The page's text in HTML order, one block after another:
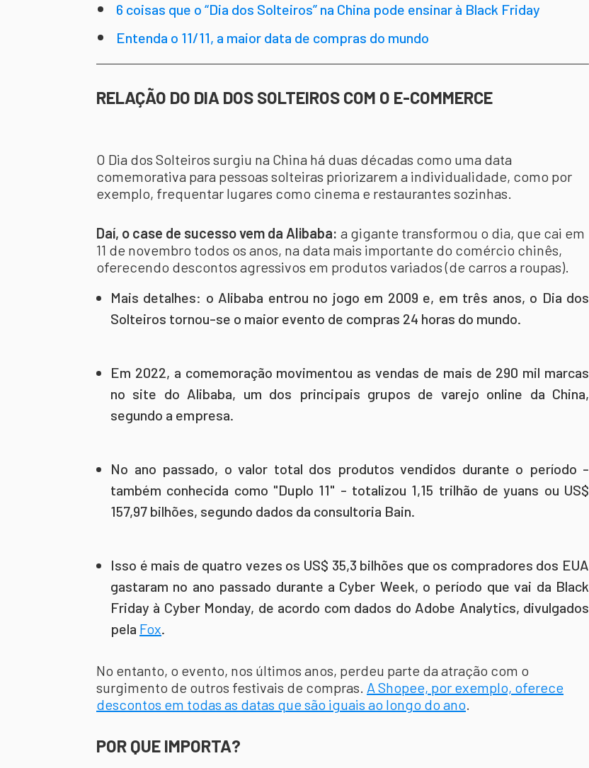
6 coisas que o “Dia dos Solteiros” na China pode ensinar à Black Friday
Entenda o 11/11, a maior data de compras do mundo
RELAÇÃO DO DIA DOS SOLTEIROS COM O E-COMMERCE
O Dia dos Solteiros surgiu na China há duas décadas como uma data
comemorativa para pessoas solteiras priorizarem a individualidade, como por
exemplo, frequentar lugares como cinema e restaurantes sozinhas.
Daí, o case de sucesso vem da Alibaba: a gigante transformou o dia, que cai em
11 de novembro todos os anos, na data mais importante do comércio chinês,
oferecendo descontos agressivos em produtos variados (de carros a roupas).
Mais detalhes: o Alibaba entrou no jogo em 2009 e, em três anos, o Dia dos
Solteiros tornou-se o maior evento de compras 24 horas do mundo.
Em 2022, a comemoração movimentou as vendas de mais de 290 mil marcas
no site do Alibaba, um dos principais grupos de varejo online da China,
segundo a empresa.
No ano passado, o valor total dos produtos vendidos durante o período -
também conhecida como "Duplo 11" - totalizou 1,15 trilhão de yuans ou US$
157,97 bilhões, segundo dados da consultoria Bain.
Isso é mais de quatro vezes os US$ 35,3 bilhões que os compradores dos EUA
gastaram no ano passado durante a Cyber ​​Week, o período que vai da Black
Friday à Cyber ​​Monday, de acordo com dados do Adobe Analytics, divulgados
pela Fox.
No entanto, o evento, nos últimos anos, perdeu parte da atração com o
surgimento de outros festivais de compras. A Shopee, por exemplo, oferece
descontos em todas as datas que são iguais ao longo do ano.
POR QUE IMPORTA?